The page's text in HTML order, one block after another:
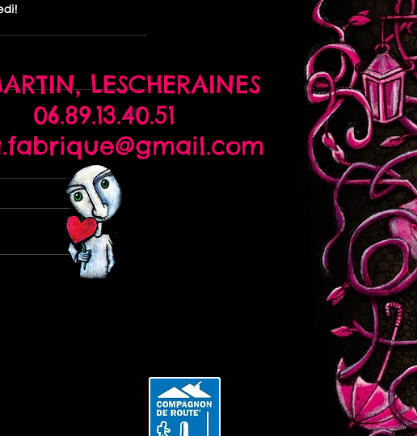
LESCHERAINES
06.89.13.40.51